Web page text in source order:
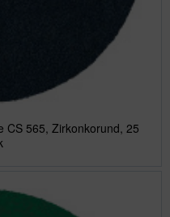
CS 565, Zirkonkorund, 25